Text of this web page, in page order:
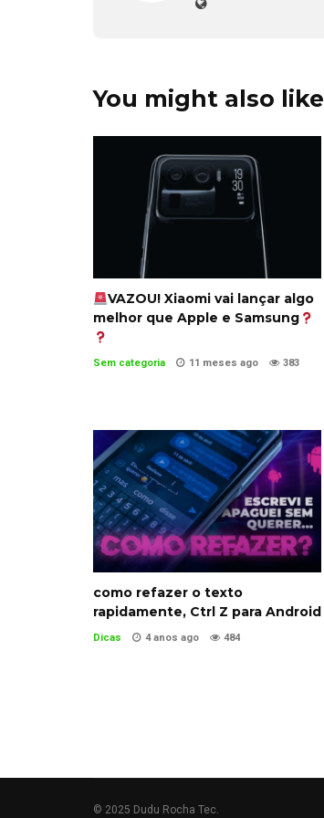
You might also like
VAZOU! Xiaomi vai lançar algo
melhor que Apple e Samsung
Sem categoria 11 meses ago 383
como refazer o texto
rapidamente, Ctrl Z para Android
Dicas 4 anos ago 484
© 2025 Dudu Rocha Tec.